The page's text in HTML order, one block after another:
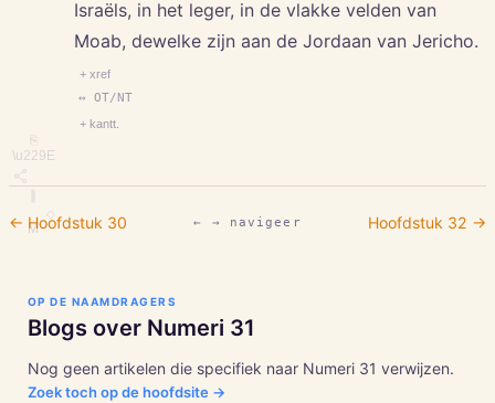
⎘
\u229E
M
Israëls, in het leger, in de vlakke velden van
Moab, dewelke zijn aan de Jordaan van Jericho.
+ xref
↔ OT/NT
+ kantt.
← Hoofdstuk 30 ← → navigeer Hoofdstuk 32 →
OP DE NAAMDRAGERS
Blogs over Numeri 31
Nog geen artikelen die specifiek naar Numeri 31 verwijzen.
Zoek toch op de hoofdsite →